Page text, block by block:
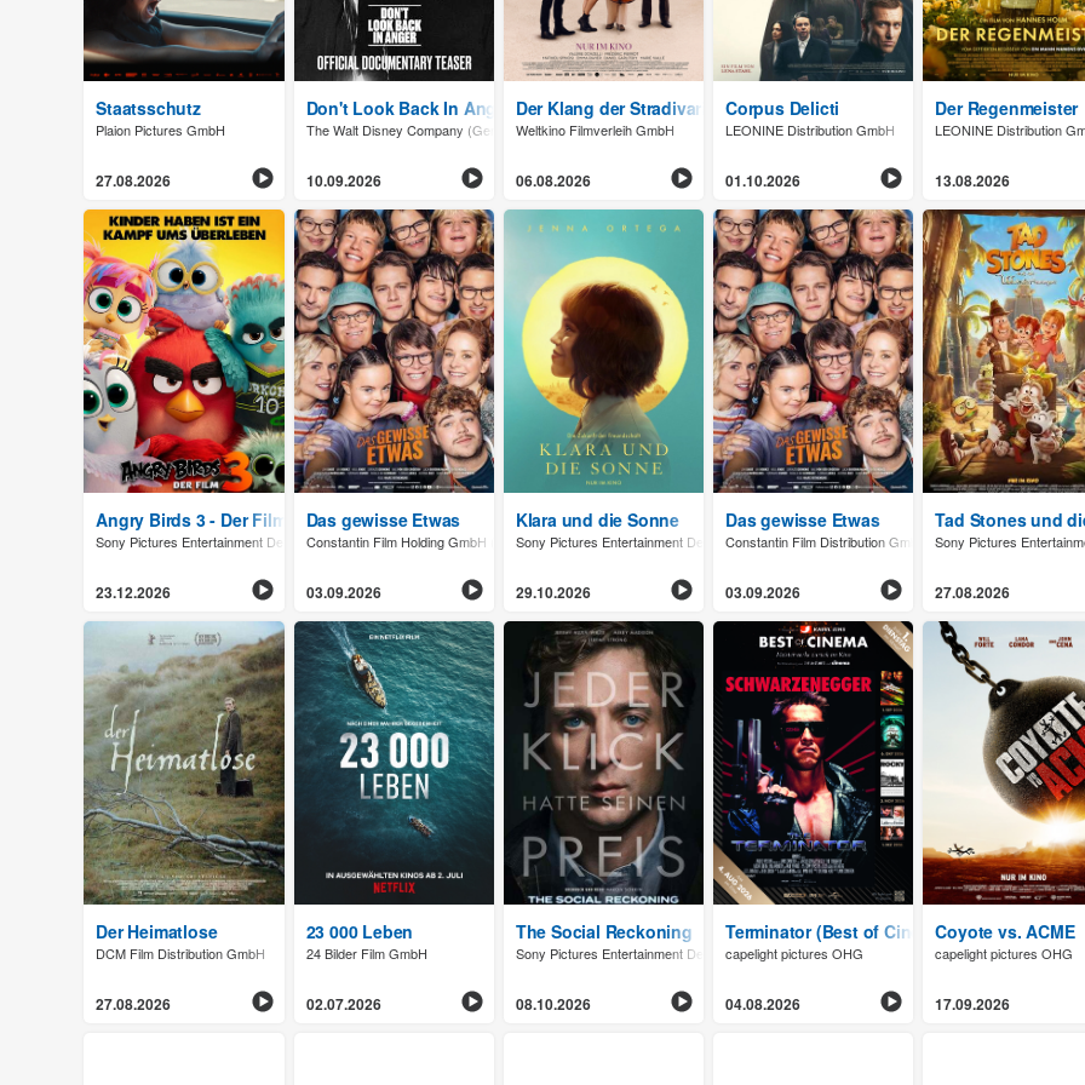
Staatsschutz
Plaion Pictures GmbH
27.08.2026
Don't Look Back In Anger
The Walt Disney Company (Germany) GmbH
10.09.2026
Der Klang der Stradivari
Weltkino Filmverleih GmbH
06.08.2026
Corpus Delicti
LEONINE Distribution GmbH
01.10.2026
Der Regenmeister
LEONINE Distribution
13.08.2026
Angry Birds 3 - Der Film
Sony Pictures Entertainment Deutschland GmbH
23.12.2026
Das gewisse Etwas
Constantin Film Holding GmbH (AT)
03.09.2026
Klara und die Sonne
Sony Pictures Entertainment Deutschland GmbH
29.10.2026
Das gewisse Etwas
Constantin Film Distribution GmbH
03.09.2026
Tad Stones und
Sony Pictures
27.08.2026
Der Heimatlose
DCM Film Distribution GmbH
27.08.2026
23 000 Leben
24 Bilder Film GmbH
02.07.2026
The Social Reckoning
Sony Pictures Entertainment Deutschland GmbH
08.10.2026
Terminator (Best of Cinema)
capelight pictures OHG
04.08.2026
Coyote vs. ACME
capelight pictures OHG
17.09.2026